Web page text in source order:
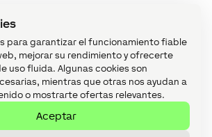
para garantizar el funcionamiento fiable
mejorar su rendimiento y ofrecerte
uso fluida. Algunas cookies son
mientras que otras nos ayudan a
o mostrarte ofertas relevantes.
Aceptar